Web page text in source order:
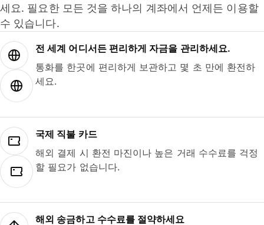
세요. 필요한 모든 것을 하나의 계좌에서 언제든 이용할
수 있습니다.
전 세계 어디서든 편리하게 자금을 관리하세요.
통화를 한곳에 편리하게 보관하고 몇 초 만에 환전하
세요.
국제 직불 카드
해외 결제 시 환전 마진이나 높은 거래 수수료를 걱정
할 필요가 없습니다.
해외 송금하고 수수료를 절약하세요